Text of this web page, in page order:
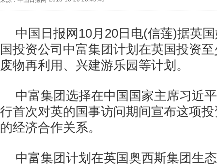
中国日报网10月20日电(信莲)据英
国投资公司中富集团计划在英国投资
废物再利用、兴建游乐园等计划。
中富集团选择在中国国家主席习近
行首次对英的国事访问期间宣布这项
的经济合作关系。
中富集团计划在英国奥西斯集团生